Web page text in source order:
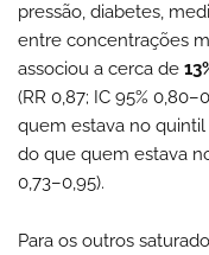
pressão, diabetes,
entre concentrações
associou a cerca de
(RR 0,87; IC 95%
quem estava no
do que quem estava
0,73–0,95).
Para os outros